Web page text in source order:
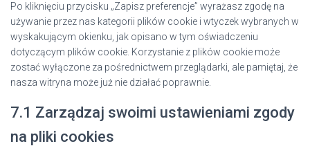
Po kliknięciu przycisku „Zapisz preferencje” wyrażasz zgodę na
używanie przez nas kategorii plików cookie i wtyczek wybranych w
wyskakującym okienku, jak opisano w tym oświadczeniu
dotyczącym plików cookie. Korzystanie z plików cookie może
zostać wyłączone za pośrednictwem przeglądarki, ale pamiętaj, że
nasza witryna może już nie działać poprawnie.
7.1 Zarządzaj swoimi ustawieniami zgody
na pliki cookies